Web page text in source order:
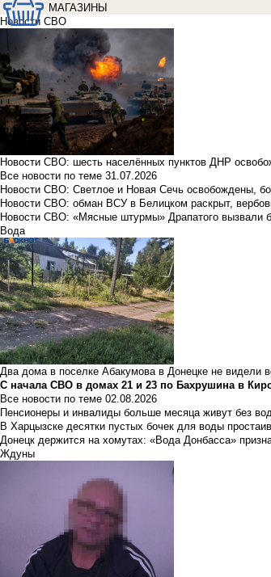
МАГАЗИНЫ
Новости СВО
Новости СВО: шесть населённых пунктов ДНР
Все новости по теме 31.07.2026
Новости СВО: Светлое и Новая Сечь освобождены,
Новости СВО: обман ВСУ в Белицком раскрыт,
Новости СВО: «Мясные штурмы» Драпатого вызвали
Вода
Два дома в поселке Абакумова в Донецке не видели
С начала СВО в домах 21 и 23 по Бахрушина в
Все новости по теме 02.08.2026
Пенсионеры и инвалиды больше месяца живут без
В Харцызске десятки пустых бочек для воды
Донецк держится на хомутах: «Вода Донбасса»
Ждуны